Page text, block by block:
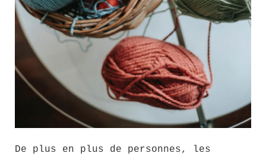
De plus en plus de personnes, les